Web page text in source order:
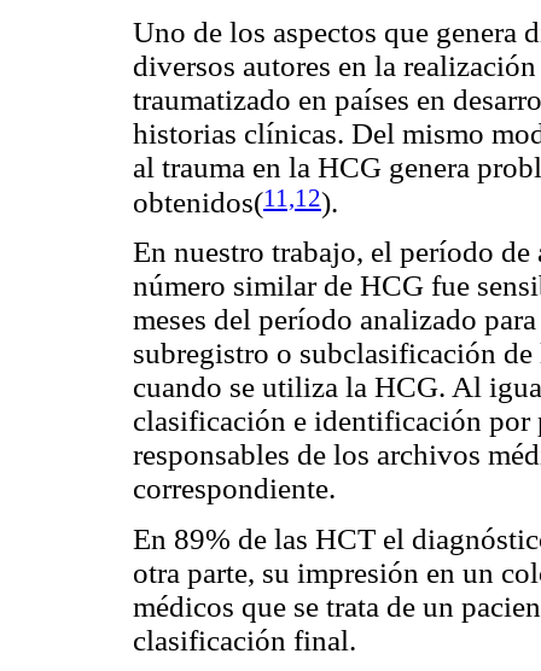
Uno de los aspectos que genera
diversos autores en la
traumatizado en países en
historias clínicas. Del mismo
al trauma en la HCG genera
obtenidos(11,12).
En nuestro trabajo, el período
número similar de HCG fue
meses del período analizado
subregistro o subclasificación
cuando se utiliza la HCG. Al
clasificación e identificación por
responsables de los archivos
correspondiente.
En 89% de las HCT el
otra parte, su impresión en un
médicos que se trata de un
clasificación final.